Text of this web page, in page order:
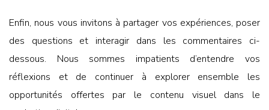
Enfin, nous vous invitons à partager vos expériences, poser
des questions et interagir dans les commentaires ci-
dessous. Nous sommes impatients d’entendre vos
réflexions et de continuer à explorer ensemble les
opportunités offertes par le contenu visuel dans le